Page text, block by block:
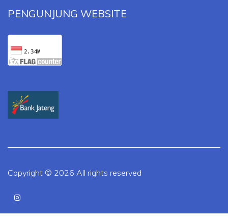
PENGUNJUNG WEBSITE
Copyright © 2026 All rights reserved